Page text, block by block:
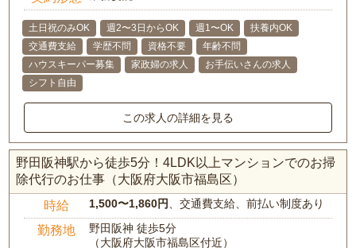
土日祝のみOK 週2〜3日からOK 週1〜OK
扶養内OK
交通費支給
学歴不問 資格不要
年齢不問
ハウスキーパー募集
家政婦の求人
お手伝いさんの求人
シフト自由
この求人の詳細を見る
野田阪神駅から徒歩5分！4LDK以上マンションでのお掃
除代行のお仕事（大阪府大阪市福島区）
時給 1,500〜1,860円 、交通費支給、前払い制度あり
勤務地
野田阪神 徒歩5分
（大阪府大阪市福島区付近）